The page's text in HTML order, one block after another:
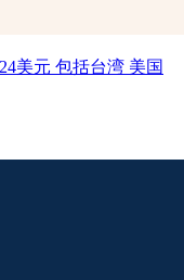
美元 包括台湾 美国